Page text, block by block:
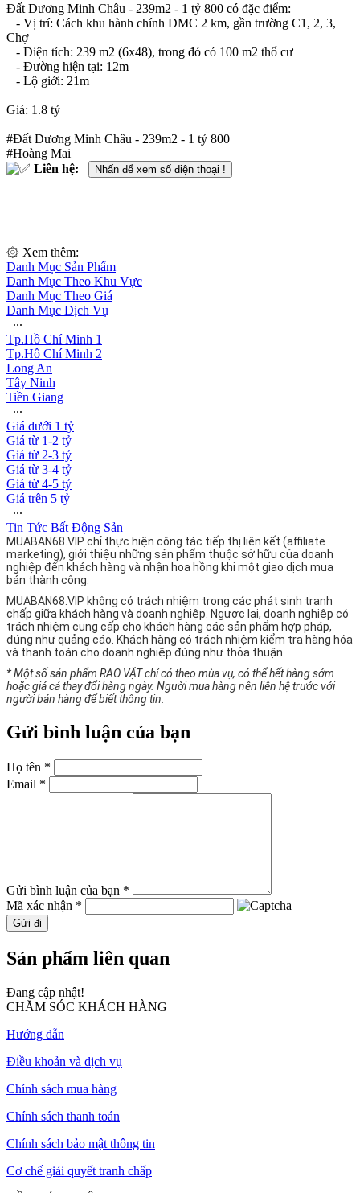
Đất Dương Minh Châu - 239m2 - 1 tỷ 800 có đặc điểm:
- Vị trí: Cách khu hành chính DMC 2 km, gần trường C1, 2, 3,
Chợ
- Diện tích: 239 m2 (6x48), trong đó có 100 m2 thổ cư
- Đường hiện tại: 12m
- Lộ giới: 21m
Giá: 1.8 tỷ
#Đất Dương Minh Châu - 239m2 - 1 tỷ 800
#Hoàng Mai
Liên hệ:
Nhấn để xem số điện thoại !
۞ Xem thêm:
Danh Mục Sản Phẩm
Danh Mục Theo Khu Vực
Danh Mục Theo Giá
Danh Mục Dịch Vụ
∙∙∙
Tp.Hồ Chí Minh 1
Tp.Hồ Chí Minh 2
Long An
Tây Ninh
Tiền Giang
∙∙∙
Giá dưới 1 tỷ
Giá từ 1-2 tỷ
Giá từ 2-3 tỷ
Giá từ 3-4 tỷ
Giá từ 4-5 tỷ
Giá trên 5 tỷ
∙∙∙
Tin Tức Bất Động Sản
MUABAN68.VIP chỉ thực hiện công tác tiếp thị liên kết (affiliate
marketing), giới thiệu những sản phẩm thuộc sở hữu của doanh
nghiệp đến khách hàng và nhận hoa hồng khi một giao dịch mua
bán thành công.
MUABAN68.VIP không có trách nhiệm trong các phát sinh tranh
chấp giữa khách hàng và doanh nghiệp. Ngược lại, doanh nghiệp có
trách nhiệm cung cấp cho khách hàng các sản phẩm hợp pháp,
đúng như quảng cáo. Khách hàng có trách nhiệm kiểm tra hàng hóa
và thanh toán cho doanh nghiệp đúng như thỏa thuận.
* Một số sản phẩm RAO VẶT chỉ có theo mùa vụ, có thể hết hàng sớm
hoặc giá cả thay đổi hàng ngày. Người mua hàng nên liên hệ trước với
người bán hàng để biết thông tin.
Gửi bình luận của bạn
Họ tên *
Email *
Gửi bình luận của bạn *
Mã xác nhận *
Gửi đi
Sản phẩm liên quan
Đang cập nhật!
CHĂM SÓC KHÁCH HÀNG
Hướng dẫn
Điều khoản và dịch vụ
Chính sách mua hàng
Chính sách thanh toán
Chính sách bảo mật thông tin
Cơ chế giải quyết tranh chấp